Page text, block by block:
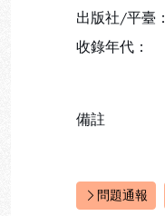
出版社/平臺：
收錄年代：
備註
快速連結：
問題通報